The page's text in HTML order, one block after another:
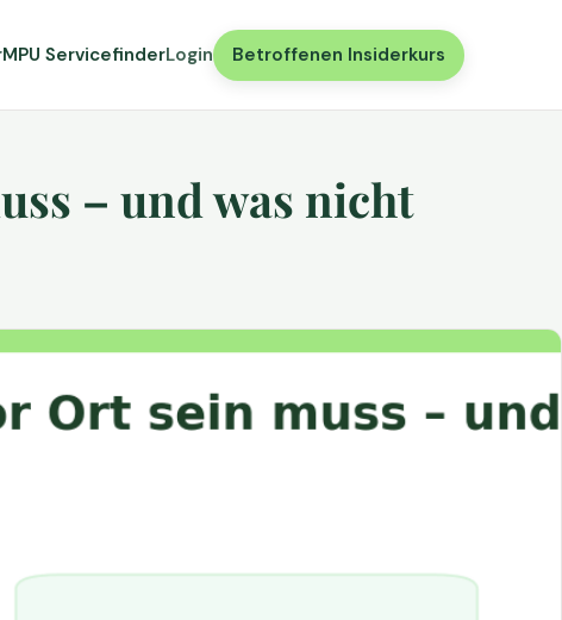
MPU ServicefinderLogin Betroffenen Insiderkurs
– und was nicht